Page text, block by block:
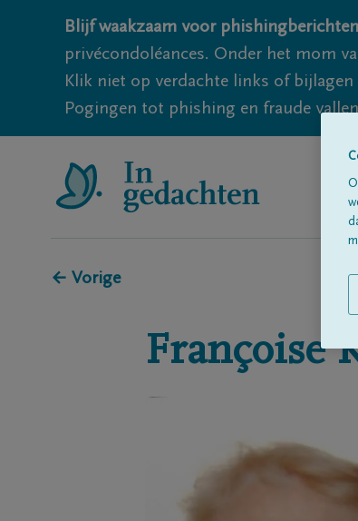
Blijf waakzaam voor
privécondoléances. Onder het mom
Klik niet op verdachte links of
Pogingen tot phishing en fraude
← Vorige
Françoise